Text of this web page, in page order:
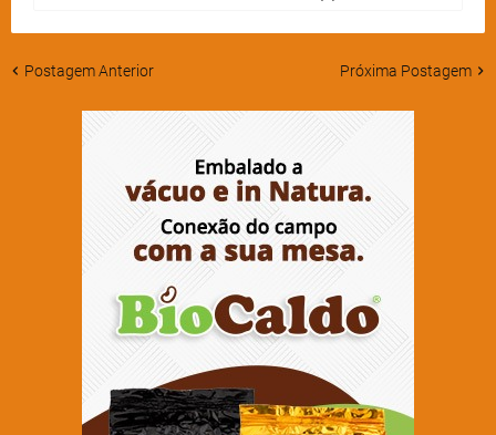
Postagem Anterior Próxima Postagem